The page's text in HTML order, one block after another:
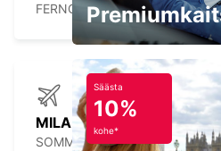
FERNO - ITALY
MILAN MALPENSA APT
SOMMA LOMBARDO - ITALY
Säästa
10%
kohe*